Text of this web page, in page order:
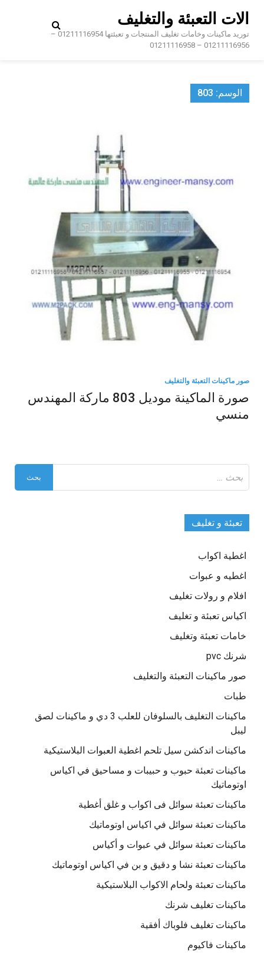
content
الات التعبئة والتغليف
توريد ماكينات وخامات تغليف المنتجات و تعبئتها 01211116954 –
01211116956 – 01211116958
الوسم: 803
صور ماكينات التعبئة والتغليف
صورة الماكينة موديل 803 ماركة المهندس
منسي
عن:
تعبئة و تغليف
اغطية اكواب
اغطيه و عبوات
افلام و رولات تغليف
اكياس تعبئة و تغليف
خامات تعبئة وتغليف
شرنك pvc
صور ماكينات التعبئة والتغليف
طبات
ماكينات التغليف بالسلوفان للعلب 3 دي و ماكينات لصق
ليبل
ماكينات اندكشن سيل تلحم اغطية العبوات البلاستيكية
ماكينات تعبئة حبوب و حبيبات و مساحيق في اكياس
اوتوماتيك
ماكينات تعبئة سوائل فى اكواب و غلق أغطية
ماكينات تعبئة سوائل في اكياس اوتوماتيك
ماكينات تعبئة سوائل في عبوات و أكياس
ماكينات تعبئة نشا و دقيق و بن في اكياس اوتوماتيك
ماكينات تعبئة ولحام الاكواب البلاستيكية
ماكينات تغليف شرنك
ماكينات تغليف فلوباك أفقية
ماكينات فاكيوم